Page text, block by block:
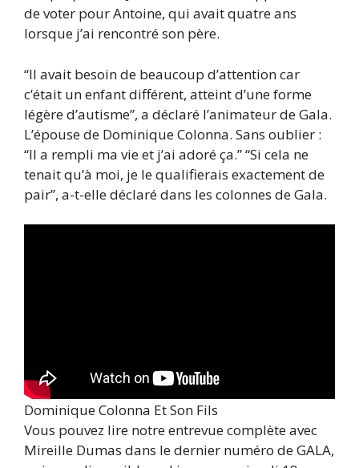
de voter pour Antoine, qui avait quatre ans
lorsque j’ai rencontré son père.
“Il avait besoin de beaucoup d’attention car
c’était un enfant différent, atteint d’une forme
légère d’autisme”, a déclaré l’animateur de Gala.
L’épouse de Dominique Colonna. Sans oublier :
“Il a rempli ma vie et j’ai adoré ça.” “Si cela ne
tenait qu’à moi, je le qualifierais exactement de
pair”, a-t-elle déclaré dans les colonnes de Gala.
Dominique Colonna Et Son Fils
Vous pouvez lire notre entrevue complète avec
Mireille Dumas dans le dernier numéro de GALA,